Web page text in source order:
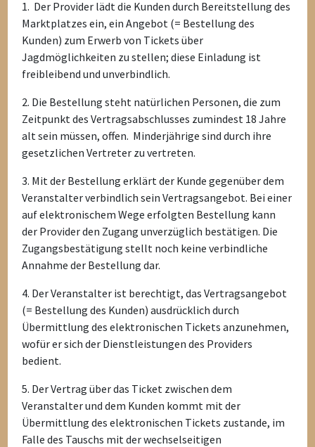
1. Der Provider lädt die Kunden durch Bereitstellung des
Marktplatzes ein, ein Angebot (= Bestellung des
Kunden) zum Erwerb von Tickets über
Jagdmöglichkeiten zu stellen; diese Einladung ist
freibleibend und unverbindlich.
2. Die Bestellung steht natürlichen Personen, die zum
Zeitpunkt des Vertragsabschlusses zumindest 18 Jahre
alt sein müssen, offen. Minderjährige sind durch ihre
gesetzlichen Vertreter zu vertreten.
3. Mit der Bestellung erklärt der Kunde gegenüber dem
Veranstalter verbindlich sein Vertragsangebot. Bei einer
auf elektronischem Wege erfolgten Bestellung kann
der Provider den Zugang unverzüglich bestätigen. Die
Zugangsbestätigung stellt noch keine verbindliche
Annahme der Bestellung dar.
4. Der Veranstalter ist berechtigt, das Vertragsangebot
(= Bestellung des Kunden) ausdrücklich durch
Übermittlung des elektronischen Tickets anzunehmen,
wofür er sich der Dienstleistungen des Providers
bedient.
5. Der Vertrag über das Ticket zwischen dem
Veranstalter und dem Kunden kommt mit der
Übermittlung des elektronischen Tickets zustande, im
Falle des Tauschs mit der wechselseitigen